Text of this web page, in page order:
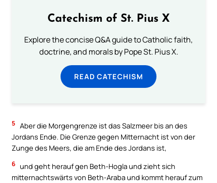
Catechism of St. Pius X
Explore the concise Q&A guide to Catholic faith,
doctrine, and morals by Pope St. Pius X.
READ CATECHISM
5 Aber die Morgengrenze ist das Salzmeer bis an des
Jordans Ende. Die Grenze gegen Mitternacht ist von der
Zunge des Meers, die am Ende des Jordans ist,
6 und geht herauf gen Beth-Hogla und zieht sich
mitternachtswärts von Beth-Araba und kommt herauf zum